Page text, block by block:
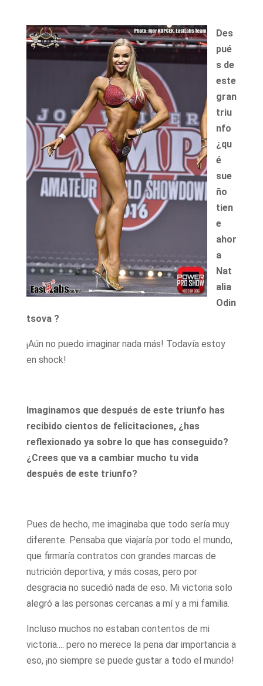
Des
pué
s de
este
gran
triu
nfo
¿qu
é
sue
ño
tien
e
ahor
a
Nat
alia
Odin
tsova ?
¡Aún no puedo imaginar nada más! Todavía estoy
en shock!
Imaginamos que después de este triunfo has
recibido cientos de felicitaciones, ¿has
reflexionado ya sobre lo que has conseguido?
¿Crees que va a cambiar mucho tu vida
después de este triunfo?
Pues de hecho, me imaginaba que todo sería muy
diferente. Pensaba que viajaría por todo el mundo,
que firmaría contratos con grandes marcas de
nutrición deportiva, y más cosas, pero por
desgracia no sucedió nada de eso. Mi victoria solo
alegró a las personas cercanas a mí y a mi familia.
Incluso muchos no estaban contentos de mi
victoria.... pero no merece la pena dar importancia a
eso, ¡no siempre se puede gustar a todo el mundo!